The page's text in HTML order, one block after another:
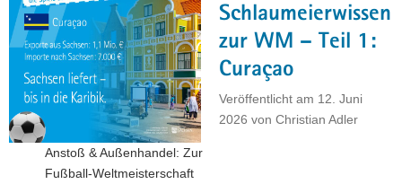
2:
Elfenbeinküste"
Schlaumeierwissen
zur WM – Teil 1:
Curaçao
Veröffentlicht am 12. Juni
2026 von Christian Adler
Anstoß & Außenhandel: Zur
Fußball-Weltmeisterschaft